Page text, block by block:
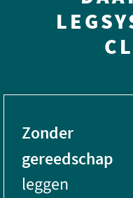
Zonder
gereedschap
leggen